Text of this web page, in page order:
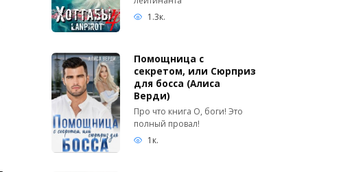
1.3к.
Помощница с
секретом, или Сюрприз
для босса (Алиса
Верди)
Про что книга О, боги! Это
полный провал!
1к.